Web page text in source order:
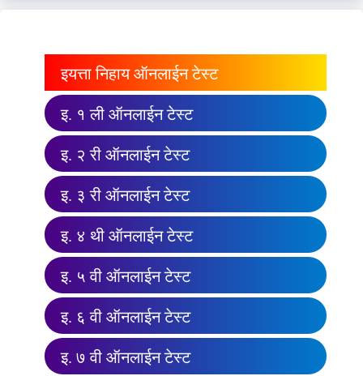
इयत्ता निहाय ऑनलाईन टेस्ट
इ. १ ली ऑनलाईन टेस्ट
इ. २ री ऑनलाईन टेस्ट
इ. ३ री ऑनलाईन टेस्ट
इ. ४ थी ऑनलाईन टेस्ट
इ. ५ वी ऑनलाईन टेस्ट
इ. ६ वी ऑनलाईन टेस्ट
इ. ७ वी ऑनलाईन टेस्ट